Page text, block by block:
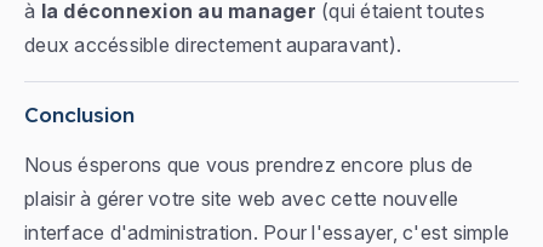
à la déconnexion au manager (qui étaient toutes
deux accéssible directement auparavant).
Conclusion
Nous ésperons que vous prendrez encore plus de
plaisir à gérer votre site web avec cette nouvelle
interface d'administration. Pour l'essayer, c'est simple